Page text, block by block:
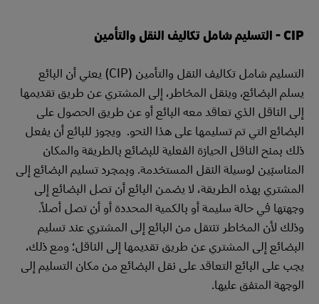
CIP - التسليم شامل تكاليف النقل والتأمين
التسليم شامل تكاليف النقل والتأمين (CIP) يعني أن البائع
يسلم البضائع، وينقل المخاطر، إلى المشتري عن طريق تقديمها
إلى الناقل الذي تعاقد معه البائع أو عن طريق الحصول على
البضائع التي تم تسليمها على هذا النحو. ويجوز للبائع أن يفعل
ذلك بمنح الناقل الحيازة الفعلية للبضائع بالطريقة والمكان
المناسبَين لوسيلة النقل المستخدمة. وبمجرد تسليم البضائع إلى
المشتري بهذه الطريقة، لا يضمن البائع أن تصل البضائع إلى
وجهتها في حالة سليمة أو بالكمية المحددة أو أن تصل أصلاً.
وذلك لأن المخاطر تنتقل من البائع إلى المشتري عند تسليم
البضائع إلى المشتري عن طريق تقديمها إلى الناقل؛ ومع ذلك،
يجب على البائع التعاقد على نقل البضائع من مكان التسليم إلى
الوجهة المتفق عليها.